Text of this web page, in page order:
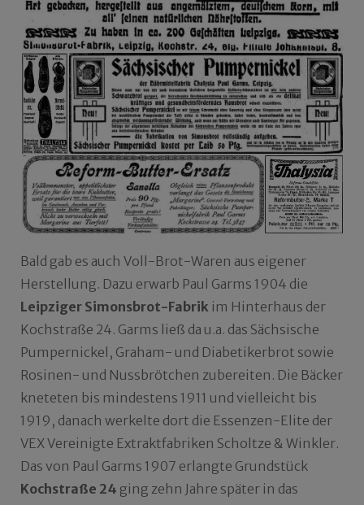
Bald gab es auch Voll-Brot-Waren aus eigener
Herstellung. Dazu erwarb Paul Garms 1904 die
Leipziger Simonsbrot-Fabrik im Hinterhaus der
Kochstraße 24. Garms ließ da u.a. das Sächsische
Pumpernickel, Graham- und Diabetikerbrot sowie
Rosinen- und Nussbrötchen zubereiten. Die Bäcker
kneteten bis mindestens 1911 und vielleicht bis
1919, danach werkelte dort die Essenzen-Elite der
VEX Vereinigte Extraktfabriken Scholtze & Winkler.
Das von Paul Garms 1907 erlangte Grundstück
Kochstraße 24 ging zehn Jahre später in das